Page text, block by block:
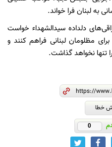
به لبنان فرا خواند.
دلداده سیدالشهداء خواست
مظلومان لبنانی فراهم کنند و
تنها نخواهد گذاشت.
خطا
0